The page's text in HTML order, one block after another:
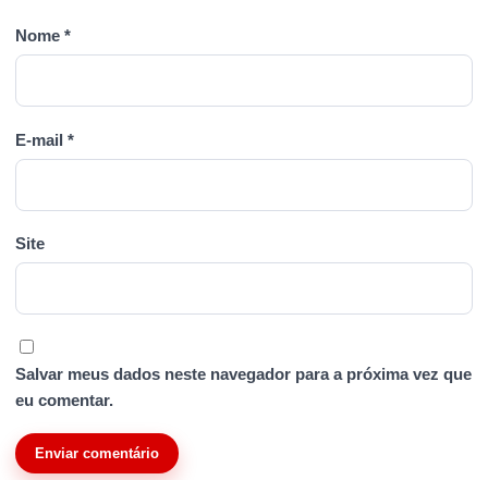
Nome *
E-mail *
Site
Salvar meus dados neste navegador para a próxima vez que
eu comentar.